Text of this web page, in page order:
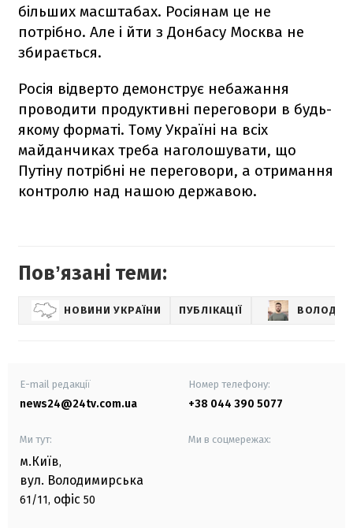
більших масштабах. Росіянам це не
потрібно. Але і йти з Донбасу Москва не
збирається.
Росія відверто демонструє небажання
проводити продуктивні переговори в будь-
якому форматі. Тому Україні на всіх
майданчиках треба наголошувати, що
Путіну потрібні не переговори, а отримання
контролю над нашою державою.
Повʼязані теми:
НОВИНИ УКРАЇНИ ПУБЛІКАЦІЇ
E-mail редакції
news24@24tv.com.ua
Номер телефону:
+38 044 390 5077
Ми тут:
м.Київ,
вул. Володимирська
61/11, офіс 50
Ми в соцмережах: